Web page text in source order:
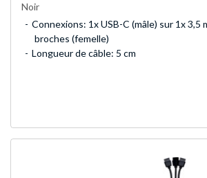
Noir
Connexions: 1x USB-C (mâle) sur 1x 3,5
broches (femelle)
Longueur de câble: 5 cm